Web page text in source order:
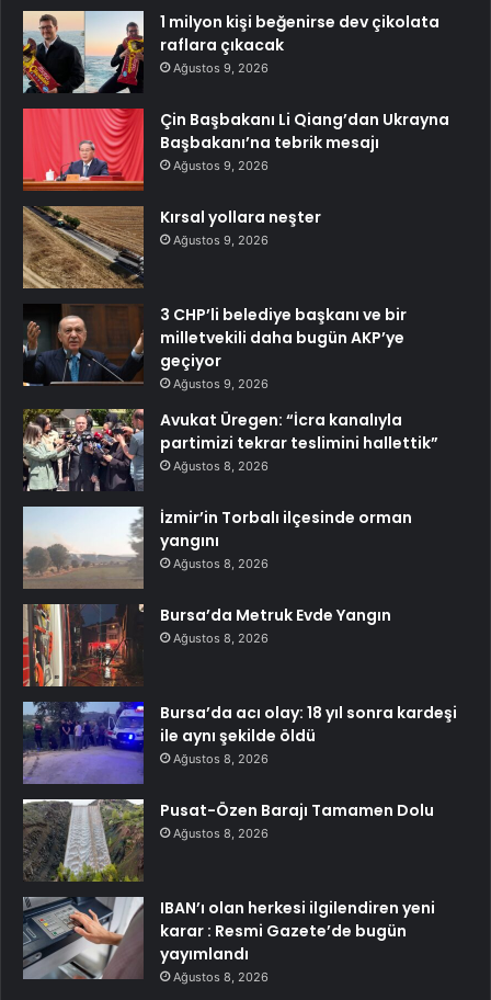
1 milyon kişi beğenirse dev çikolata
raflara çıkacak
Ağustos 9, 2026
Çin Başbakanı Li Qiang’dan Ukrayna
Başbakanı’na tebrik mesajı
Ağustos 9, 2026
Kırsal yollara neşter
Ağustos 9, 2026
3 CHP’li belediye başkanı ve bir
milletvekili daha bugün AKP’ye
geçiyor
Ağustos 9, 2026
Avukat Üregen: “İcra kanalıyla
partimizi tekrar teslimini hallettik”
Ağustos 8, 2026
İzmir’in Torbalı ilçesinde orman
yangını
Ağustos 8, 2026
Bursa’da Metruk Evde Yangın
Ağustos 8, 2026
Bursa’da acı olay: 18 yıl sonra kardeşi
ile aynı şekilde öldü
Ağustos 8, 2026
Pusat-Özen Barajı Tamamen Dolu
Ağustos 8, 2026
IBAN’ı olan herkesi ilgilendiren yeni
karar : Resmi Gazete’de bugün
yayımlandı
Ağustos 8, 2026